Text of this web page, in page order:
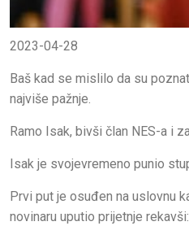
2023-04-28
Baš kad se mislilo da su
najviše pažnje.
Ramo Isak, bivši član NES-a i
Isak je svojevremeno punio
Prvi put je osuđen na uslovnu
novinaru uputio prijetnje